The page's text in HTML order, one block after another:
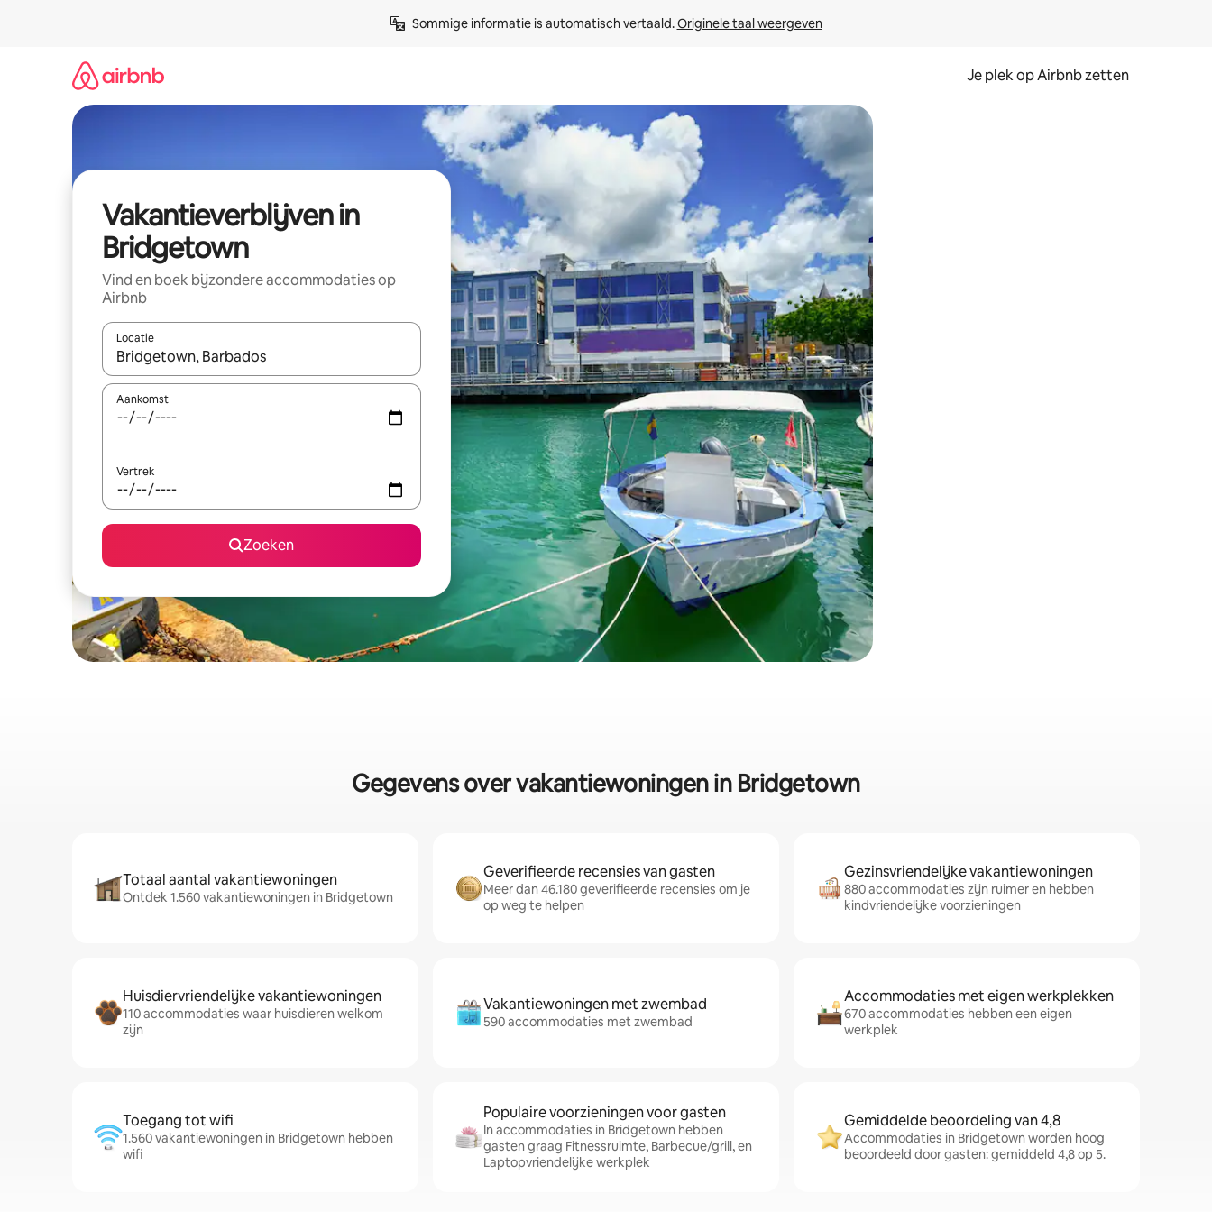
Sommige informatie is automatisch vertaald. Originele taal weergeven
Je plek op Airbnb zetten
Vakantieverblijven in
Bridgetown
Vind en boek bijzondere accommodaties op
Airbnb
Locatie
Wanneer er resultaten beschikbaar zijn, maak je een keuze met je de pijltjestoetsen omhoog en omlaag, óf door te tikken of swipen.
Aankomst
Vertrek
Zoeken
Gegevens over vakantiewoningen in Bridgetown
Totaal aantal vakantiewoningen
Ontdek 1.560 vakantiewoningen in Bridgetown
Geverifieerde recensies van gasten
Meer dan 46.180 geverifieerde recensies om je
op weg te helpen
Gezinsvriendelijke vakantiewoningen
880 accommodaties zijn ruimer en hebben
kindvriendelijke voorzieningen
Huisdiervriendelijke vakantiewoningen
110 accommodaties waar huisdieren welkom
zijn
Vakantiewoningen met zwembad
590 accommodaties met zwembad
Accommodaties met eigen werkplekken
670 accommodaties hebben een eigen
werkplek
Toegang tot wifi
1.560 vakantiewoningen in Bridgetown hebben
wifi
Populaire voorzieningen voor gasten
In accommodaties in Bridgetown hebben
gasten graag Fitnessruimte, Barbecue/grill, en
Laptopvriendelijke werkplek
Gemiddelde beoordeling van 4,8
Accommodaties in Bridgetown worden hoog
beoordeeld door gasten: gemiddeld 4,8 op 5.